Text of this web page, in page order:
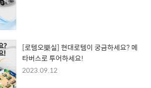
[로템오樂실] 현대로템이 궁금하세요? 메
타버스로 투어하세요!
2023.09.12